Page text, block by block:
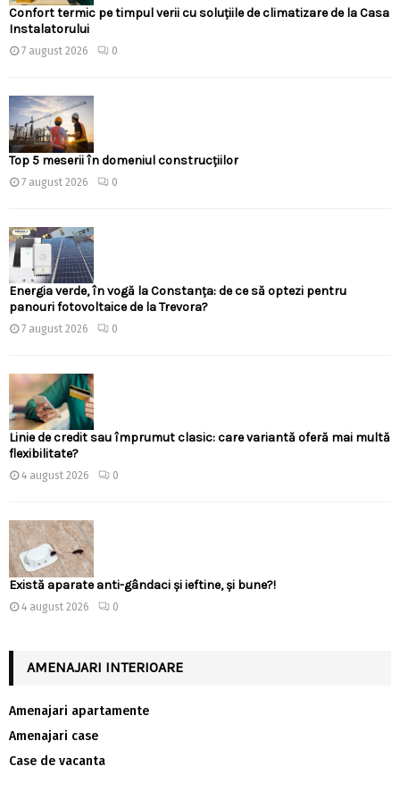
Confort termic pe timpul verii cu soluțiile de climatizare de la Casa
Instalatorului
7 august 2026 0
Top 5 meserii în domeniul construcțiilor
7 august 2026 0
Energia verde, în vogă la Constanța: de ce să optezi pentru
panouri fotovoltaice de la Trevora?
7 august 2026 0
Linie de credit sau împrumut clasic: care variantă oferă mai multă
flexibilitate?
4 august 2026 0
Există aparate anti-gândaci și ieftine, și bune?!
4 august 2026 0
AMENAJARI INTERIOARE
Amenajari apartamente
Amenajari case
Case de vacanta